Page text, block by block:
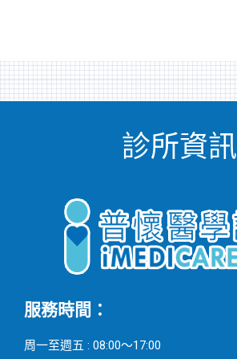
診所資訊
服務時間：
周一至週五 : 08:00～17:00